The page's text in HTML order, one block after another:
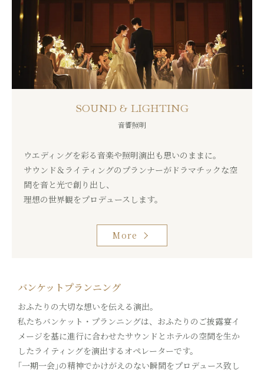
SOUND & LIGHTING
音響照明
ウエディングを彩る音楽や照明演出も思いのままに。
サウンド＆ライティングのプランナーがドラマチックな空
間を音と光で創り出し、
理想の世界観をプロデュースします。
More
バンケットプランニング
おふたりの大切な想いを伝える演出。
私たちバンケット・プランニングは、おふたりのご披露宴イ
メージを基に進行に合わせたサウンドとホテルの空間を生か
したライティングを演出するオペレーターです。
｢一期一会｣の精神でかけがえのない瞬間をプロデュース致し